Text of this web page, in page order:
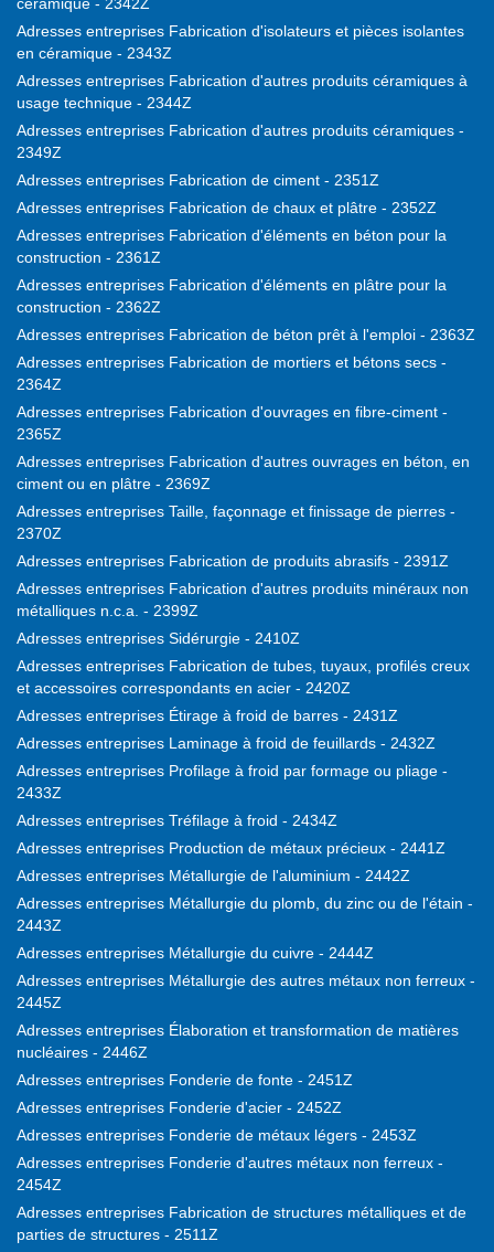
Adresses entreprises Fabrication d'isolateurs et pièces isolantes
en céramique - 2343Z
Adresses entreprises Fabrication d'autres produits céramiques à
usage technique - 2344Z
Adresses entreprises Fabrication d'autres produits céramiques -
2349Z
Adresses entreprises Fabrication de ciment - 2351Z
Adresses entreprises Fabrication de chaux et plâtre - 2352Z
Adresses entreprises Fabrication d'éléments en béton pour la
construction - 2361Z
Adresses entreprises Fabrication d'éléments en plâtre pour la
construction - 2362Z
Adresses entreprises Fabrication de béton prêt à l'emploi - 2363Z
Adresses entreprises Fabrication de mortiers et bétons secs -
2364Z
Adresses entreprises Fabrication d'ouvrages en fibre-ciment -
2365Z
Adresses entreprises Fabrication d'autres ouvrages en béton, en
ciment ou en plâtre - 2369Z
Adresses entreprises Taille, façonnage et finissage de pierres -
2370Z
Adresses entreprises Fabrication de produits abrasifs - 2391Z
Adresses entreprises Fabrication d'autres produits minéraux non
métalliques n.c.a. - 2399Z
Adresses entreprises Sidérurgie - 2410Z
Adresses entreprises Fabrication de tubes, tuyaux, profilés creux
et accessoires correspondants en acier - 2420Z
Adresses entreprises Étirage à froid de barres - 2431Z
Adresses entreprises Laminage à froid de feuillards - 2432Z
Adresses entreprises Profilage à froid par formage ou pliage -
2433Z
Adresses entreprises Tréfilage à froid - 2434Z
Adresses entreprises Production de métaux précieux - 2441Z
Adresses entreprises Métallurgie de l'aluminium - 2442Z
Adresses entreprises Métallurgie du plomb, du zinc ou de l'étain -
2443Z
Adresses entreprises Métallurgie du cuivre - 2444Z
Adresses entreprises Métallurgie des autres métaux non ferreux -
2445Z
Adresses entreprises Élaboration et transformation de matières
nucléaires - 2446Z
Adresses entreprises Fonderie de fonte - 2451Z
Adresses entreprises Fonderie d'acier - 2452Z
Adresses entreprises Fonderie de métaux légers - 2453Z
Adresses entreprises Fonderie d'autres métaux non ferreux -
2454Z
Adresses entreprises Fabrication de structures métalliques et de
parties de structures - 2511Z